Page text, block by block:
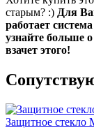
старым? :) Для
работает система
узнайте больше
взачет этого!
Защитное стекло